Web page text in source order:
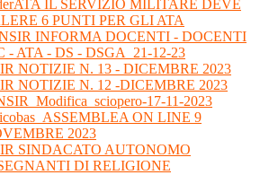
IL SERVIZIO MILITARE DEVE
6 PUNTI PER GLI ATA
INFORMA DOCENTI - DOCENTI
- ATA - DS - DSGA_21-12-23
NOTIZIE N. 13 - DICEMBRE 2023
NOTIZIE N. 12 -DICEMBRE 2023
17-11-2023
ON LINE 9
2023
SINDACATO AUTONOMO
DI RELIGIONE